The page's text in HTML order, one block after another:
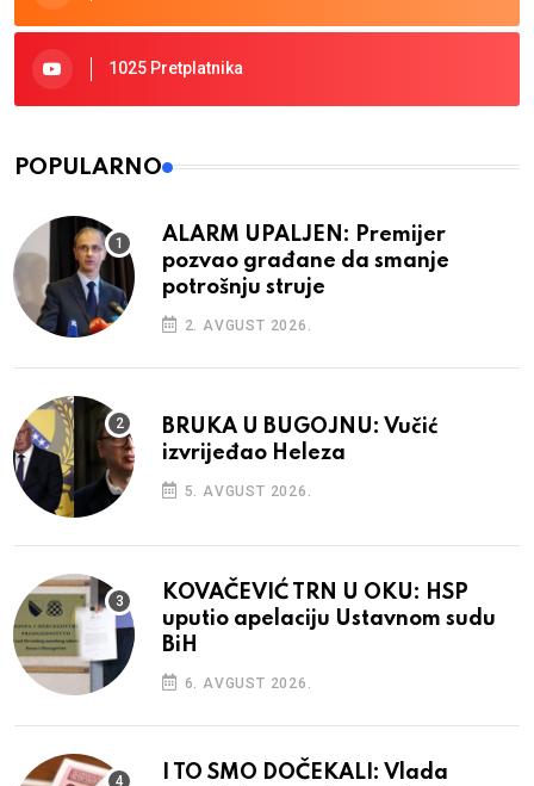
1025 Pretplatnika
POPULARNO
ALARM UPALJEN: Premijer
pozvao građane da smanje
potrošnju struje
2. AVGUST 2026.
BRUKA U BUGOJNU: Vučić
izvrijeđao Heleza
5. AVGUST 2026.
KOVAČEVIĆ TRN U OKU: HSP
uputio apelaciju Ustavnom sudu
BiH
6. AVGUST 2026.
I TO SMO DOČEKALI: Vlada